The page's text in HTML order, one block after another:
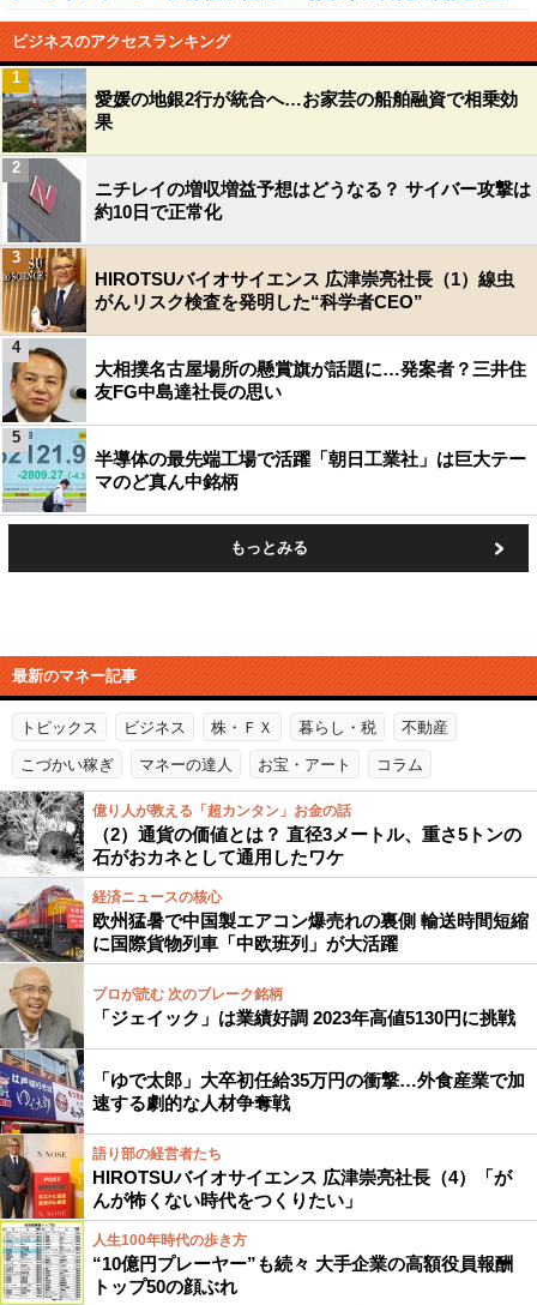
ビジネスのアクセスランキング
愛媛の地銀2行が統合へ…お家芸の船舶融資で相乗効
果
1
ニチレイの増収増益予想はどうなる？ サイバー攻撃は
約10日で正常化
2
HIROTSUバイオサイエンス 広津崇亮社長（1）線虫
がんリスク検査を発明した“科学者CEO”
3
大相撲名古屋場所の懸賞旗が話題に…発案者？三井住
友FG中島達社長の思い
4
半導体の最先端工場で活躍「朝日工業社」は巨大テー
マのど真ん中銘柄
5
もっとみる
最新のマネー記事
トピックス ビジネス 株・ＦＸ 暮らし・税 不動産
こづかい稼ぎ マネーの達人 お宝・アート コラム
億り人が教える「超カンタン」お金の話
（2）通貨の価値とは？ 直径3メートル、重さ5トンの
石がおカネとして通用したワケ
経済ニュースの核心
欧州猛暑で中国製エアコン爆売れの裏側 輸送時間短縮
に国際貨物列車「中欧班列」が大活躍
プロが読む 次のブレーク銘柄
「ジェイック」は業績好調 2023年高値5130円に挑戦
「ゆで太郎」大卒初任給35万円の衝撃…外食産業で加
速する劇的な人材争奪戦
語り部の経営者たち
HIROTSUバイオサイエンス 広津崇亮社長（4）「が
んが怖くない時代をつくりたい」
人生100年時代の歩き方
“10億円プレーヤー”も続々 大手企業の高額役員報酬
トップ50の顔ぶれ